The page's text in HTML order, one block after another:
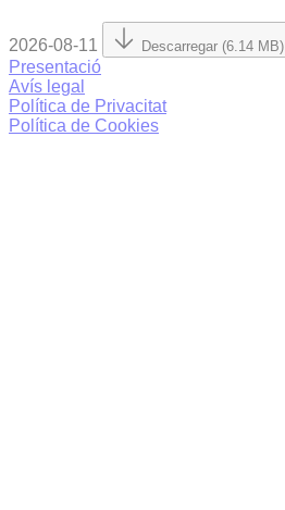
2026-08-11 Descarregar (6.14 MB)
Presentació
Avís legal
Política de Privacitat
Política de Cookies